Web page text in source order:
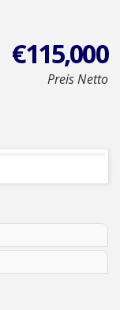
€115,000
Preis Netto